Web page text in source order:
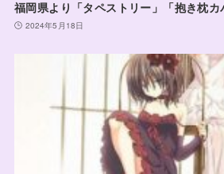
福岡県より「タペストリー」「抱き枕カ
2024年5月18日